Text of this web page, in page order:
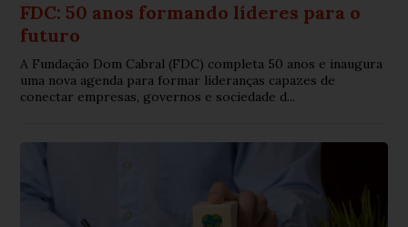
FDC: 50 anos formando líderes para o
futuro
A Fundação Dom Cabral (FDC) completa 50 anos e inaugura
uma nova agenda para formar lideranças capazes de
conectar empresas, governos e sociedade d...